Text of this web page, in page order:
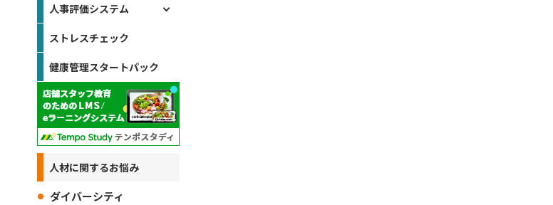
人事評価システム
ストレスチェック
健康管理スタートパック
人材に関するお悩み
ダイバーシティ